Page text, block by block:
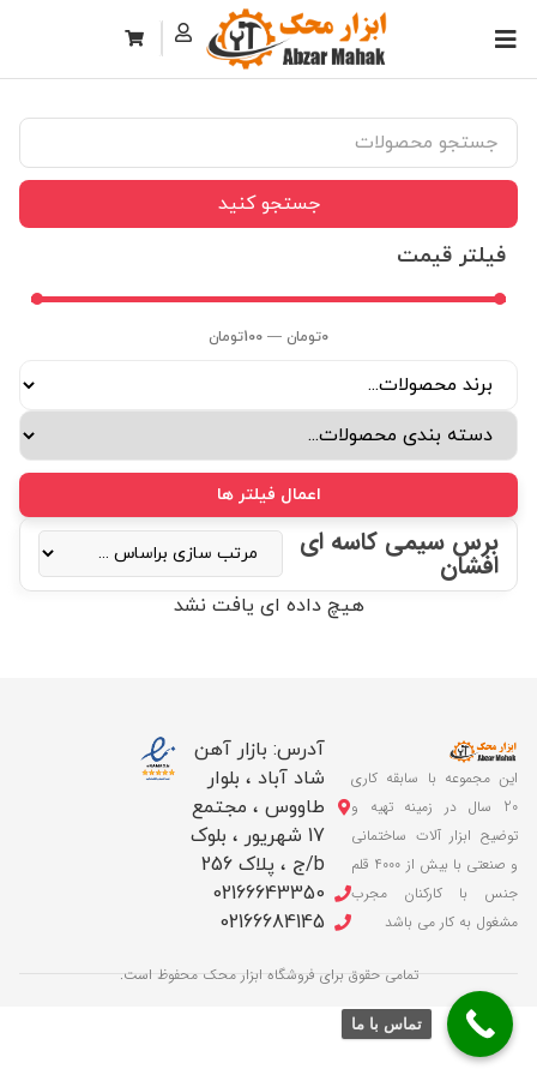
جستجو کنید
فیلتر قیمت
0تومان —
100تومان
اعمال فیلتر ها
برس سیمی کاسه ای
افشان
هیچ داده ای یافت نشد
این مجموعه با سابقه کاری
20 سال در زمینه تهیه و
توضیح ابزار آلات ساختمانی
و صنعتی با بیش از 4000 قلم
جنس با کارکنان مجرب
مشغول به کار می باشد
آدرس: بازار آهن
شاد آباد ، بلوار
طاووس ، مجتمع
17 شهریور ، بلوک
b/ج ، پلاک 256
02166643350
02166684145
تمامی حقوق برای فروشگاه ابزار محک محفوظ است.
تماس با ما